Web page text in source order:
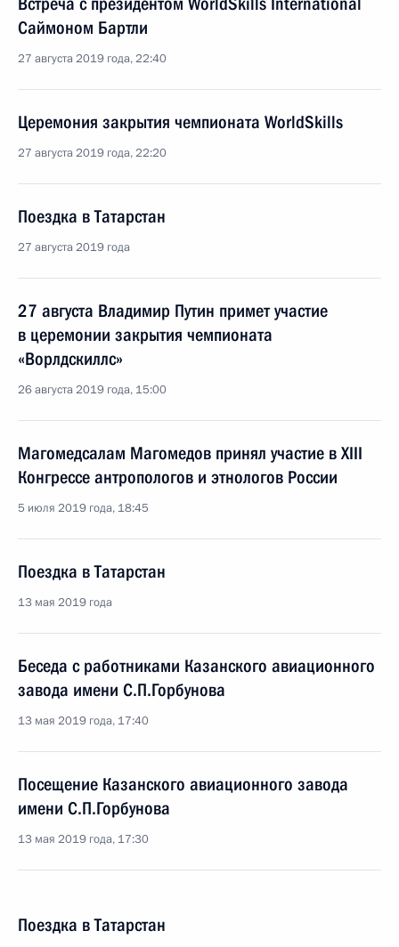
Саймоном Бартли
27 августа 2019 года, 22:40
Церемония закрытия чемпионата WorldSkills
27 августа 2019 года, 22:20
Поездка в Татарстан
27 августа 2019 года
27 августа Владимир Путин примет участие
в церемонии закрытия чемпионата
«Ворлдскиллс»
26 августа 2019 года, 15:00
Магомедсалам Магомедов принял участие в XIII
Конгрессе антропологов и этнологов России
5 июля 2019 года, 18:45
Поездка в Татарстан
13 мая 2019 года
Беседа с работниками Казанского авиационного
завода имени С.П.Горбунова
13 мая 2019 года, 17:40
Посещение Казанского авиационного завода
имени С.П.Горбунова
13 мая 2019 года, 17:30
Поездка в Татарстан